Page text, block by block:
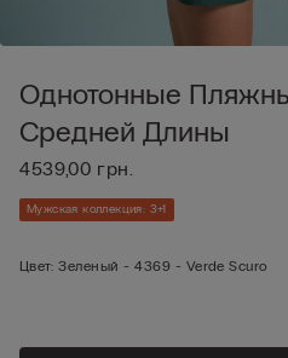
Однотонные
Средней Длины
4539,00 грн.
Мужская коллекция: 3+1
Цвет: Зеленый -4369 - Verde Scuro